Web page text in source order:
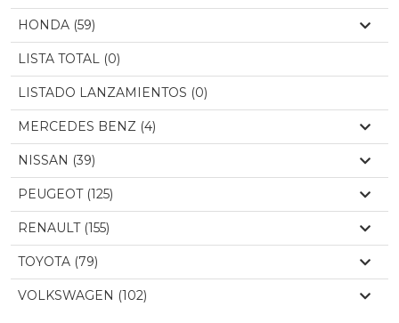
HONDA (59)
LISTA TOTAL (0)
LISTADO LANZAMIENTOS (0)
MERCEDES BENZ (4)
NISSAN (39)
PEUGEOT (125)
RENAULT (155)
TOYOTA (79)
VOLKSWAGEN (102)